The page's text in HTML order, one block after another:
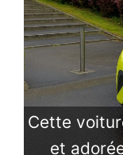
Cette
et